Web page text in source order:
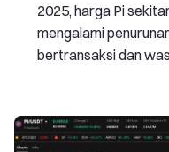
2025, harga Pi
mengalami
bertransaksi dan